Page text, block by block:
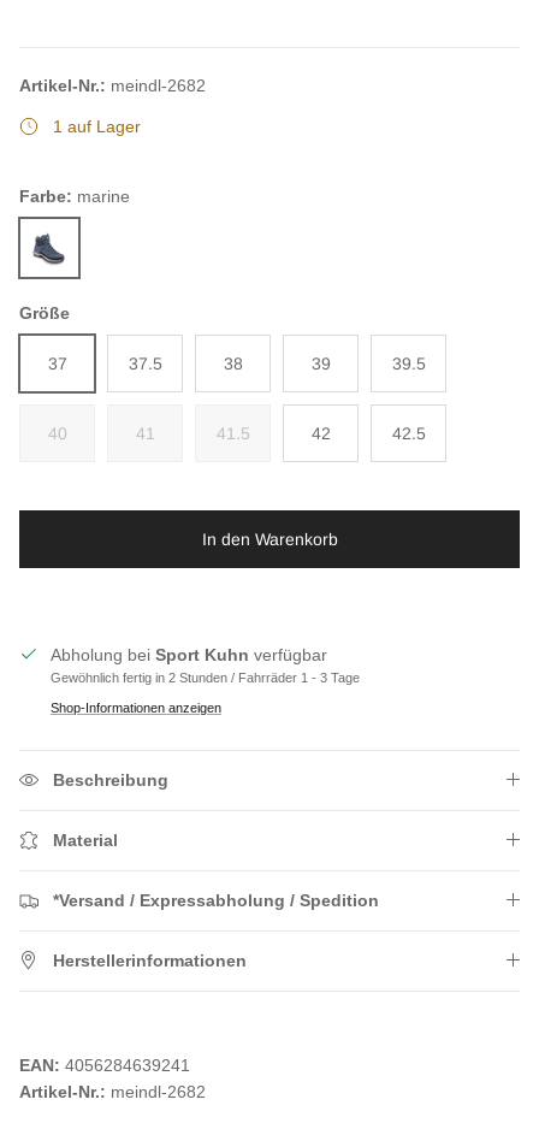
Artikel-Nr.: meindl-2682
1 auf Lager
Farbe: marine
Größe
37 37.5 38 39 39.5
40 41 41.5 42 42.5
In den Warenkorb
Abholung bei Sport Kuhn verfügbar
Gewöhnlich fertig in 2 Stunden / Fahrräder 1 - 3 Tage
Shop-Informationen anzeigen
Beschreibung
Material
*Versand / Expressabholung / Spedition
Herstellerinformationen
EAN: 4056284639241
Artikel-Nr.: meindl-2682